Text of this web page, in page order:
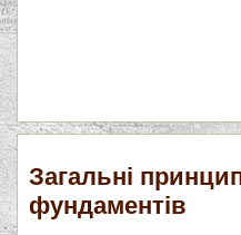
Загальні
фундаментів